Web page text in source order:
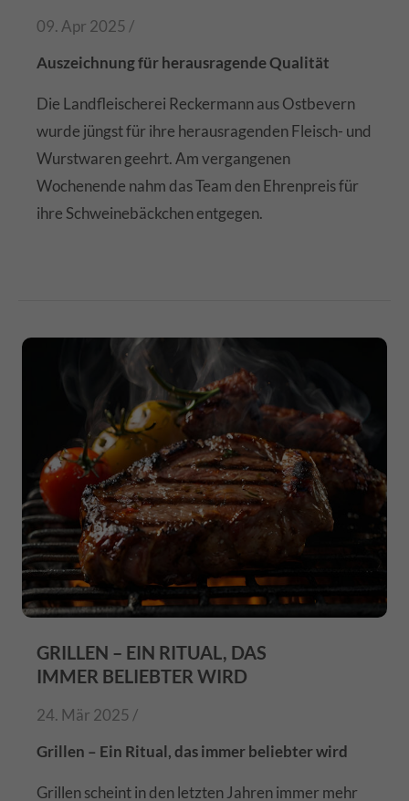
09. Apr 2025 /
Auszeichnung für herausragende Qualität
Die Landfleischerei Reckermann aus Ostbevern
wurde jüngst für ihre herausragenden Fleisch- und
Wurstwaren geehrt. Am vergangenen
Wochenende nahm das Team den Ehrenpreis für
ihre Schweinebäckchen entgegen.
GRILLEN – EIN RITUAL, DAS
IMMER BELIEBTER WIRD
24. Mär 2025 /
Grillen – Ein Ritual, das immer beliebter wird
Grillen scheint in den letzten Jahren immer mehr